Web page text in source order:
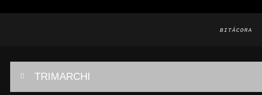
BITÁCORA
TRIMARCHI